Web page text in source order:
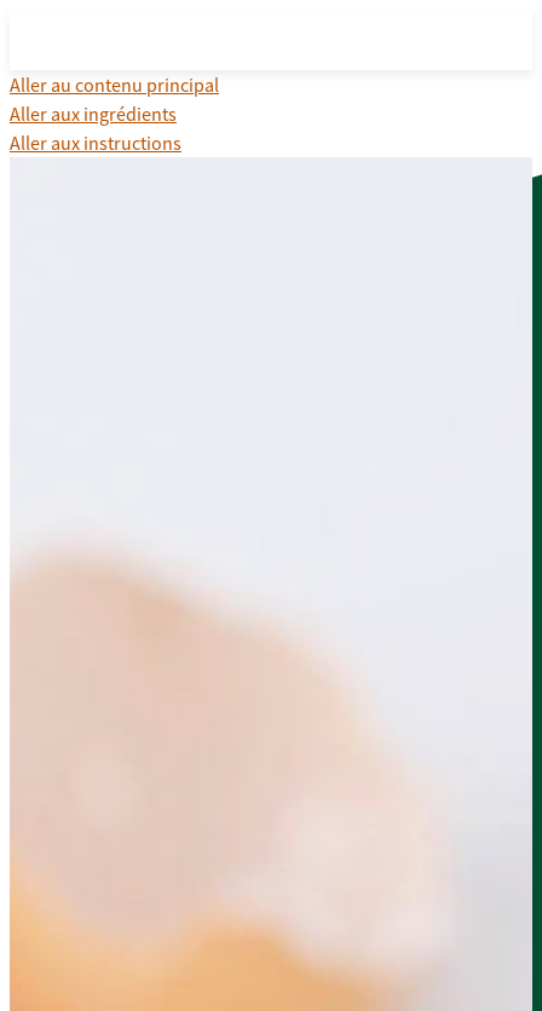
Aller au contenu principal
Aller aux ingrédients
Aller aux instructions